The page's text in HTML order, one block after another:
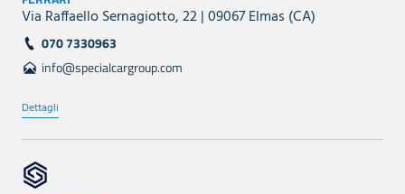
Via Raffaello Sernagiotto, 22 | 09067 Elmas (CA)
070 7330963
info@specialcargroup.com
Dettagli